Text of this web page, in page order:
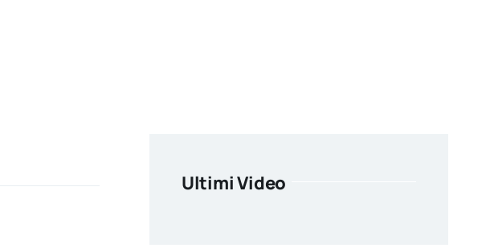
Ultimi Video